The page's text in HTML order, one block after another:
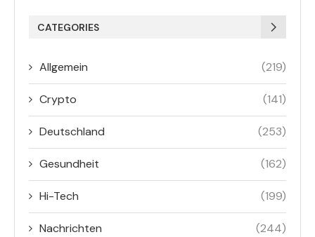
CATEGORIES
Allgemein (219)
Crypto (141)
Deutschland (253)
Gesundheit (162)
Hi-Tech (199)
Nachrichten (244)